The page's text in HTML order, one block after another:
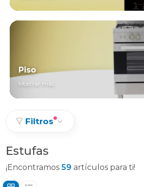
Piso
Mostrar más
Filtros
Estufas
¡Encontramos 59 artículos para ti!